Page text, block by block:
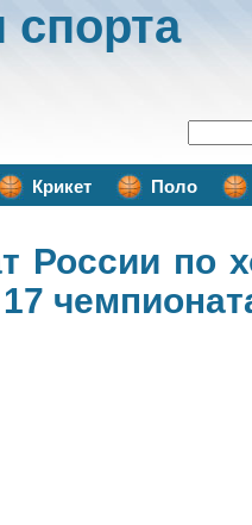
Крикет Поло
России по